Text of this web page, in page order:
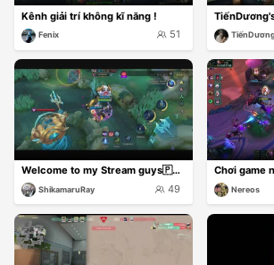
Kênh giải trí không kĩ năng !
Fenix 51
Welcome to my Stream guys🇵🇭🥰
ShikamaruRay 49
Chơi game
Nereos